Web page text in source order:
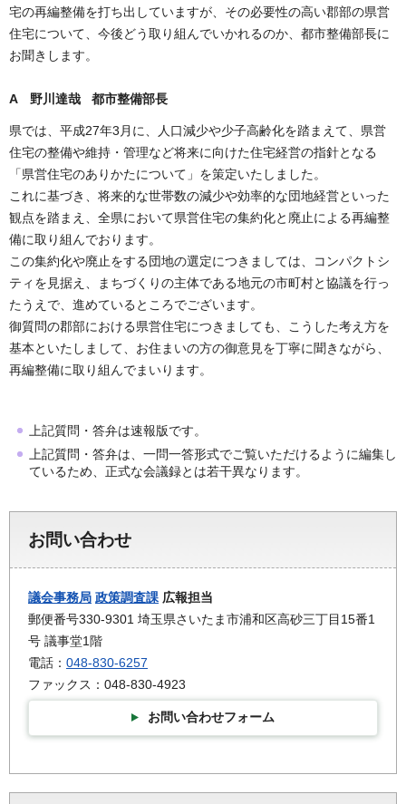
宅の再編整備を打ち出していますが、その必要性の高い郡部の県営
住宅について、今後どう取り組んでいかれるのか、都市整備部長に
お聞きします。
A 野川達哉 都市整備部長
県では、平成27年3月に、人口減少や少子高齢化を踏まえて、県営
住宅の整備や維持・管理など将来に向けた住宅経営の指針となる
「県営住宅のありかたについて」を策定いたしました。
これに基づき、将来的な世帯数の減少や効率的な団地経営といった
観点を踏まえ、全県において県営住宅の集約化と廃止による再編整
備に取り組んでおります。
この集約化や廃止をする団地の選定につきましては、コンパクトシ
ティを見据え、まちづくりの主体である地元の市町村と協議を行っ
たうえで、進めているところでございます。
御質問の郡部における県営住宅につきましても、こうした考え方を
基本といたしまして、お住まいの方の御意見を丁寧に聞きながら、
再編整備に取り組んでまいります。
上記質問・答弁は速報版です。
上記質問・答弁は、一問一答形式でご覧いただけるように編集し
ているため、正式な会議録とは若干異なります。
お問い合わせ
議会事務局 政策調査課 広報担当
郵便番号330-9301 埼玉県さいたま市浦和区高砂三丁目15番1
号 議事堂1階
電話： 048-830-6257
ファックス：048-830-4923
お問い合わせフォーム